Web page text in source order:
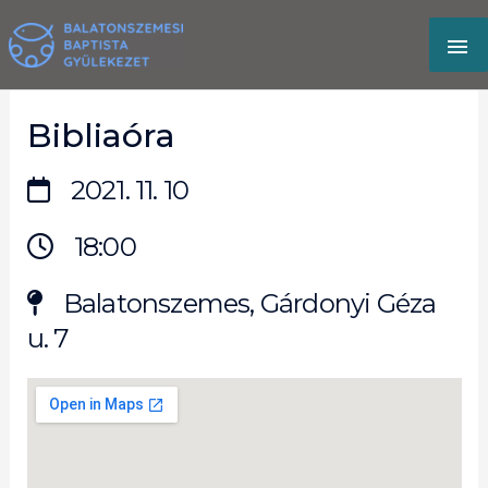
to
content
Bibliaóra
2021. 11. 10
18:00
Balatonszemes, Gárdonyi Géza
u. 7